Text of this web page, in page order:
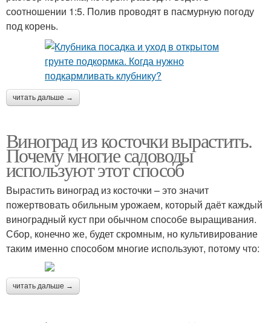
соотношении 1:5. Полив проводят в пасмурную погоду
под корень.
читать дальше →
Виноград из косточки вырастить.
Почему многие садоводы
используют этот способ
Вырастить виноград из косточки – это значит
пожертвовать обильным урожаем, который даёт каждый
виноградный куст при обычном способе выращивания.
Сбор, конечно же, будет скромным, но культивирование
таким именно способом многие используют, потому что:
читать дальше →